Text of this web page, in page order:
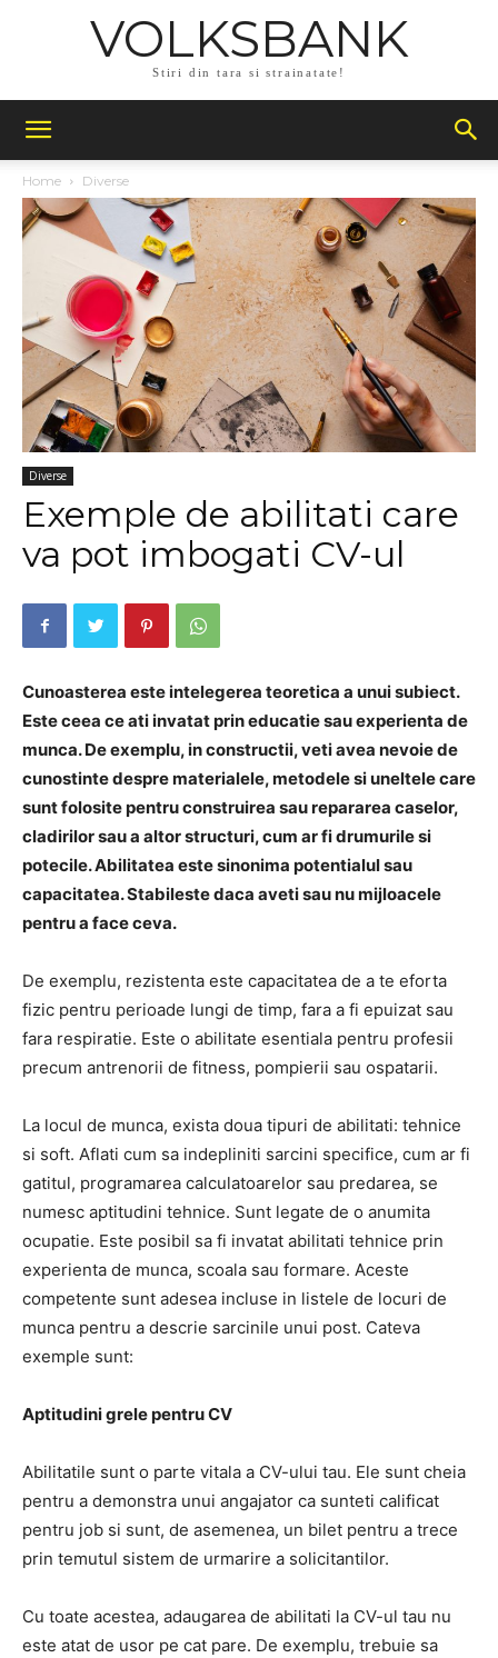
VOLKSBANK
Stiri din tara si strainatate!
Home Diverse
Diverse
Exemple de abilitati care
va pot imbogati CV-ul
Cunoasterea este intelegerea teoretica a unui subiect.
Este ceea ce ati invatat prin educatie sau experienta de
munca.De exemplu, in constructii, veti avea nevoie de
cunostinte despre materialele, metodele si uneltele care
sunt folosite pentru construirea sau repararea caselor,
cladirilor sau a altor structuri, cum ar fi drumurile si
potecile.Abilitatea este sinonima potentialul sau
capacitatea.Stabileste daca aveti sau nu mijloacele
pentru a face ceva.
De exemplu, rezistenta este capacitatea de a te eforta
fizic pentru perioade lungi de timp, fara a fi epuizat sau
fara respiratie. Este o abilitate esentiala pentru profesii
precum antrenorii de fitness, pompierii sau ospatarii.
La locul de munca, exista doua tipuri de abilitati: tehnice
si soft. Aflati cum sa indepliniti sarcini specifice, cum ar fi
gatitul, programarea calculatoarelor sau predarea, se
numesc aptitudini tehnice. Sunt legate de o anumita
ocupatie. Este posibil sa fi invatat abilitati tehnice prin
experienta de munca, scoala sau formare. Aceste
competente sunt adesea incluse in listele de locuri de
munca pentru a descrie sarcinile unui post. Cateva
exemple sunt:
Aptitudini grele pentru CV
Abilitatile sunt o parte vitala a CV-ului tau. Ele sunt cheia
pentru a demonstra unui angajator ca sunteti calificat
pentru job si sunt, de asemenea, un bilet pentru a trece
prin temutul sistem de urmarire a solicitantilor.
Cu toate acestea, adaugarea de abilitati la CV-ul tau nu
este atat de usor pe cat pare. De exemplu, trebuie sa